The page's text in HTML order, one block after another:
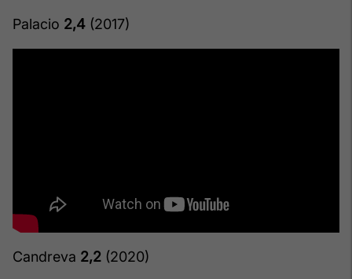
Palacio 2,4 (2017)
Candreva 2,2 (2020)